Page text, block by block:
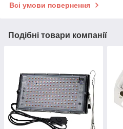
Всі умови повернення
Подібні товари компанії